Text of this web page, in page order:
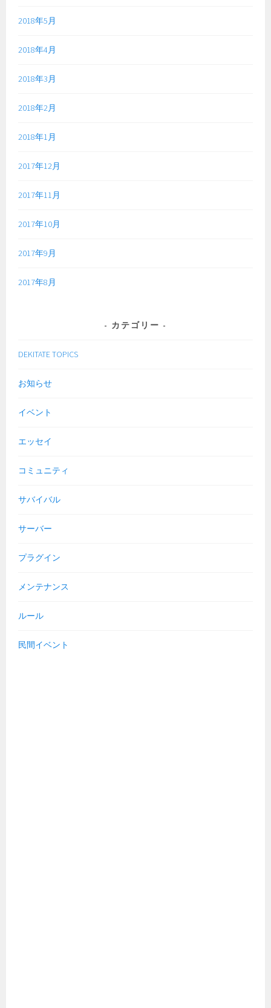
2018年5月
2018年4月
2018年3月
2018年2月
2018年1月
2017年12月
2017年11月
2017年10月
2017年9月
2017年8月
カテゴリー
DEKITATE TOPICS
お知らせ
イベント
エッセイ
コミュニティ
サバイバル
サーバー
プラグイン
メンテナンス
ルール
民間イベント